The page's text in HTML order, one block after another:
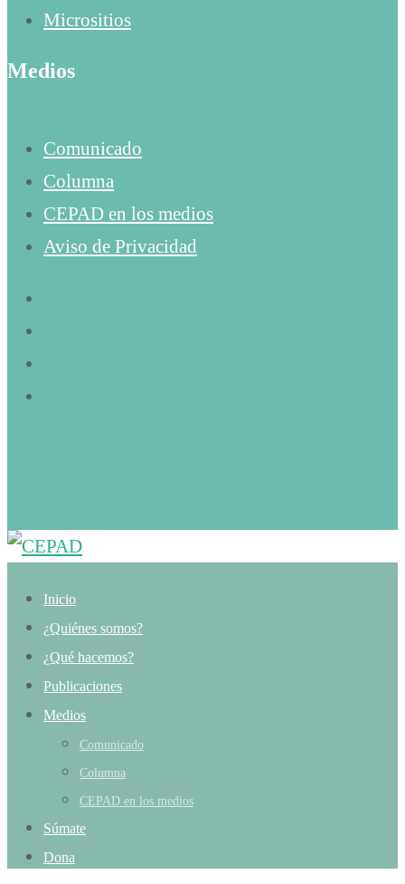
Micrositios
Medios
Comunicado
Columna
CEPAD en los medios
Aviso de Privacidad
Inicio
¿Quiénes somos?
¿Qué hacemos?
Publicaciones
Medios
Comunicado
Columna
CEPAD en los medios
Súmate
Dona